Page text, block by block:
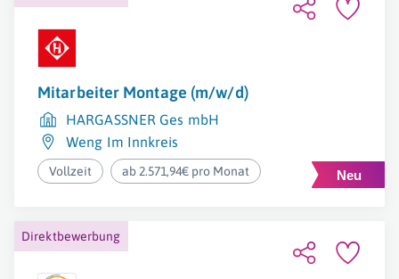
Mitarbeiter Montage (m/w/d)
HARGASSNER Ges mbH
Weng Im Innkreis
Vollzeit ab 2.571,94€ pro Monat
Direktbewerbung